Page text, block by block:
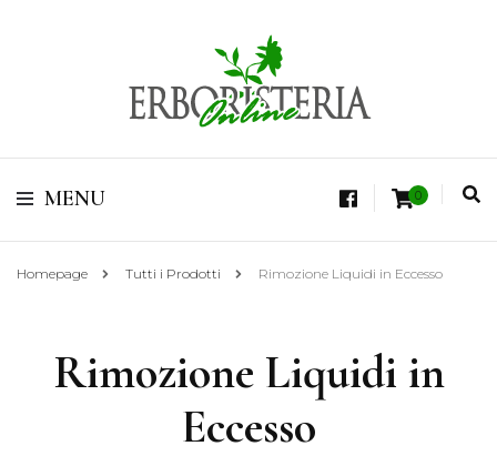
Erboristeria Shop
Online Tisane
Vendita di Botaniche, Erbe e Spezie Officinali, Tisane Terapeutiche Esclusive,
MENU 0
Homepage Tutti i Prodotti Rimozione Liquidi in Eccesso
Rimozione Liquidi in
Eccesso